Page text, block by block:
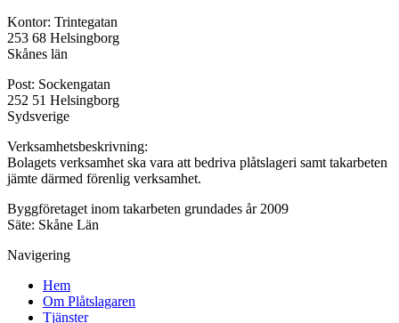
Kontor: Trintegatan
253 68 Helsingborg
Skånes län
Post: Sockengatan
252 51 Helsingborg
Sydsverige
Verksamhetsbeskrivning:
Bolagets verksamhet ska vara att bedriva plåtslageri samt takarbeten
jämte därmed förenlig verksamhet.
Byggföretaget inom takarbeten grundades år 2009
Säte: Skåne Län
Navigering
Hem
Om Plåtslagaren
Tjänster